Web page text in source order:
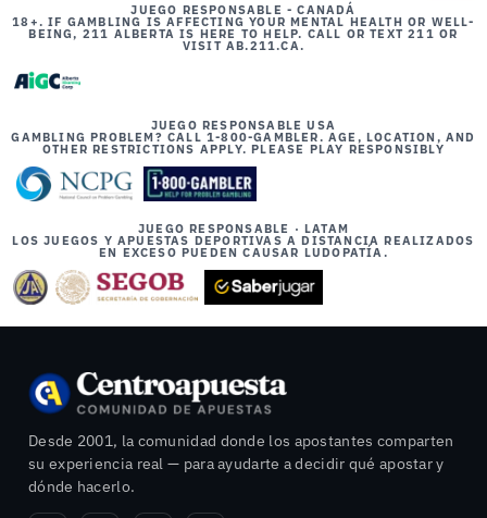
JUEGO RESPONSABLE - CANADÁ
18+. IF GAMBLING IS AFFECTING YOUR MENTAL HEALTH OR WELL-
BEING, 211 ALBERTA IS HERE TO HELP. CALL OR TEXT 211 OR
VISIT AB.211.CA.
JUEGO RESPONSABLE USA
GAMBLING PROBLEM? CALL 1-800-GAMBLER. AGE, LOCATION, AND
OTHER RESTRICTIONS APPLY. PLEASE PLAY RESPONSIBLY
JUEGO RESPONSABLE · LATAM
LOS JUEGOS Y APUESTAS DEPORTIVAS A DISTANCIA REALIZADOS
EN EXCESO PUEDEN CAUSAR LUDOPATÍA.
Desde 2001, la comunidad donde los apostantes comparten
su experiencia real — para ayudarte a decidir qué apostar y
dónde hacerlo.